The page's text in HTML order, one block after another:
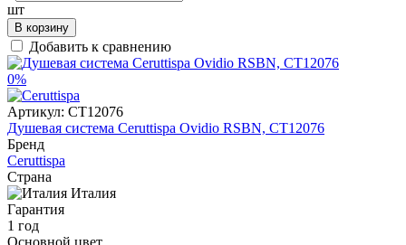
шт
В корзину
Добавить к сравнению
0%
Артикул: CT12076
Душевая система Ceruttispa Ovidio RSBN, CT12076
Бренд
Ceruttispa
Страна
Италия
Гарантия
1 год
Основной цвет